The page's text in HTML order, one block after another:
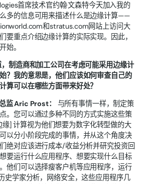
首席技术官约翰·文森特今天加入我的
多的信息可用来描述什么是边缘计算——
和stratus.com网站上访问大
要重点介绍边缘计算的实际实现。因此，
始。
制造商和加工公司在考虑可能采用边缘计
？我的意思是，他们应该如何审查自己的
算可以在哪些方面带来好处？
监 Aric Prost：
与所有事情一样，制定策
。您可以通过多种不同的方式实施这些策
] 计算视为他们想要为数字化转型做的大
以分小阶段完成的事情，并从这个角度决
绝对应该进行成本/收益分析并研究投资回
要运行什么应用程序、想要实现什么目标
他们可以选择瘦客户机等应用程序，运行
史学家分析，网络安全，这些应用程序几